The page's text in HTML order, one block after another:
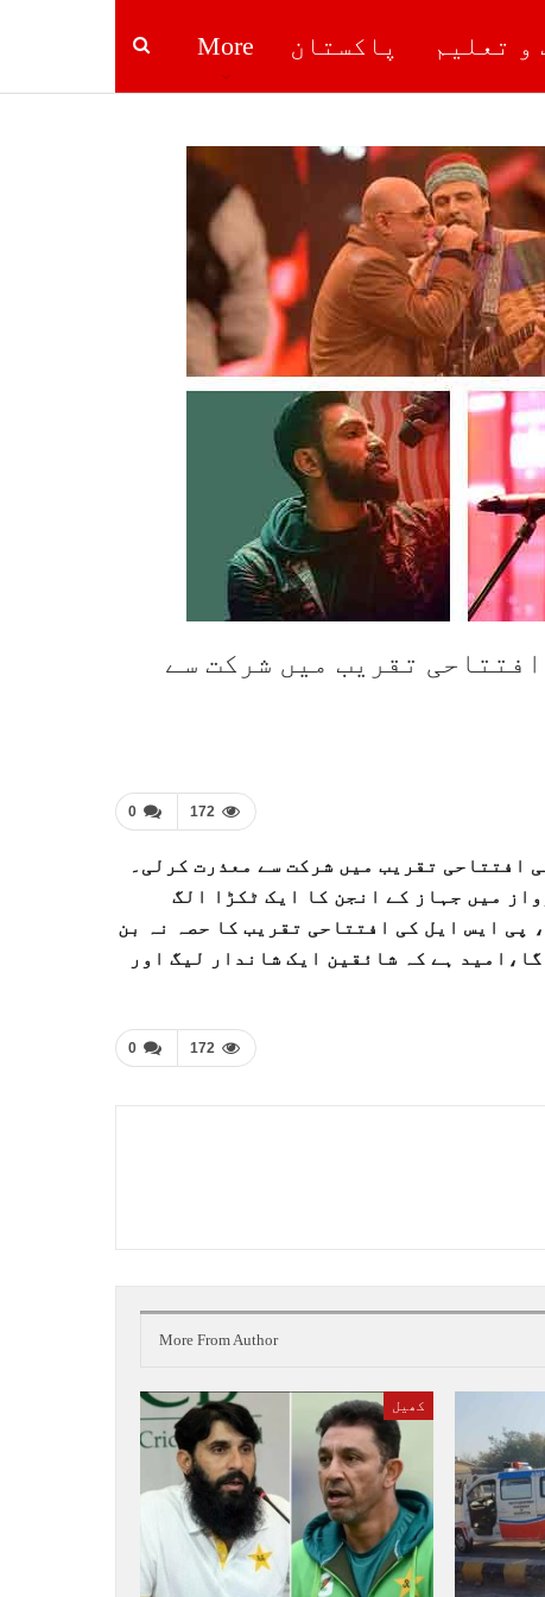
و تعلیم پاکستان More
تقریب میں شرکت سے
0 172
افتتاحی تقریب میں شرکت سے معذرت کرلی۔
میں جہاز کے انجن کا ایک ٹکڑا الگ
پی ایس ایل کی افتتاحی تقریب کا حصہ نہ بن
ہے کہ شائقین ایک شاندار لیگ اور
0 172
More From Author
کھیل